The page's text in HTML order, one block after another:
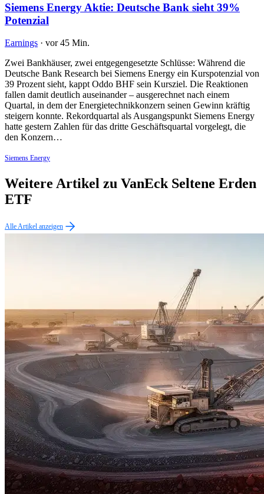
Siemens Energy Aktie: Deutsche Bank sieht 39%
Potenzial
Earnings · vor 45 Min.
Zwei Bankhäuser, zwei entgegengesetzte Schlüsse: Während die
Deutsche Bank Research bei Siemens Energy ein Kurspotenzial von
39 Prozent sieht, kappt Oddo BHF sein Kursziel. Die Reaktionen
fallen damit deutlich auseinander – ausgerechnet nach einem
Quartal, in dem der Energietechnikkonzern seinen Gewinn kräftig
steigern konnte. Rekordquartal als Ausgangspunkt Siemens Energy
hatte gestern Zahlen für das dritte Geschäftsquartal vorgelegt, die
den Konzern…
Siemens Energy
Weitere Artikel zu VanEck Seltene Erden
ETF
Alle Artikel anzeigen